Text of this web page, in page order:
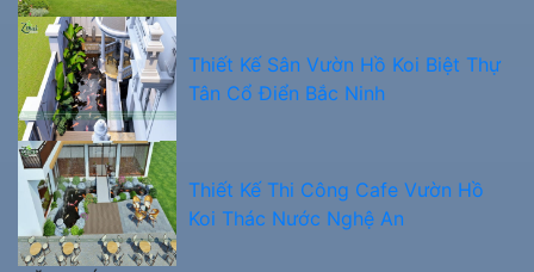
Thiết Kế Sân Vườn Hồ Koi Biệt Thự
Tân Cổ Điển Bắc Ninh
Thiết Kế Thi Công Cafe Vườn Hồ
Koi Thác Nước Nghệ An